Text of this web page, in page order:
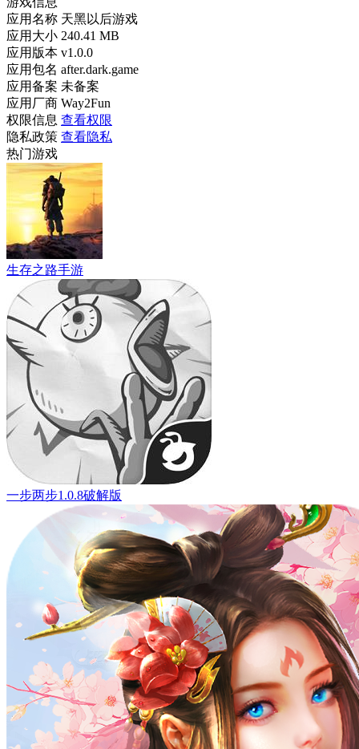
应用名称 天黑以后游戏
应用大小 240.41 MB
应用版本 v1.0.0
应用包名 after.dark.game
应用备案 未备案
应用厂商 Way2Fun
权限信息 查看权限
隐私政策 查看隐私
热门游戏
生存之路手游
一步两步1.0.8破解版